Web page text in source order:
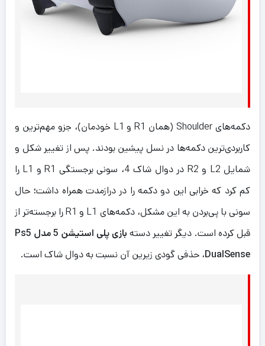
دکمه‌های Shoulder (همان R1 و L1 خودمان)، جزو مهم‌ترین و
کاربردی‌ترین دکمه‌ها در نسل پیشین بودند. پس از تغییر شکل و
شمایل L2 و R2 در دوال شاک 4، سونی برجستگی R1 و L1 را
کم کرد که خرابی این دو دکمه را در دراز‌مدت همراه داشت؛ حال
سونی با پی‌بردن به این مشکل، دکمه‌های L1 و R1 را برجسته‌تر از
قبل کرده است. دیگر تغییر دسته
بازی پلی استیشن 5 مدل Ps5
DualSense، حذفی گودی زیرین آن نسبت به دوال شاک است.